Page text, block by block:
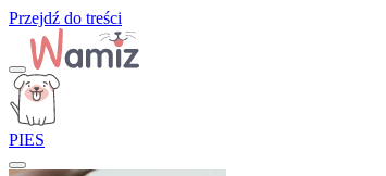
Przejdź do treści
PIES